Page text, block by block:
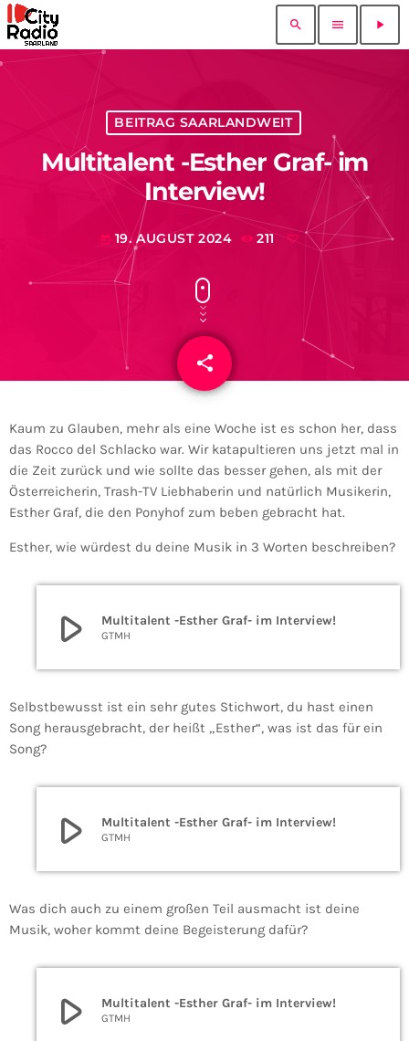
search menu play_arrow
BEITRAG SAARLANDWEIT
Multitalent -Esther Graf- im
Interview!
today 19. AUGUST 2024 211
share
email
Kaum zu Glauben, mehr als eine Woche ist es schon her, dass
das Rocco del Schlacko war. Wir katapultieren uns jetzt mal in
die Zeit zurück und wie sollte das besser gehen, als mit der
Österreicherin, Trash-TV Liebhaberin und natürlich Musikerin,
Esther Graf, die den Ponyhof zum beben gebracht hat.
Esther, wie würdest du deine Musik in 3 Worten beschreiben?
play_arrow Multitalent -Esther Graf- im Interview!
GTMH
Selbstbewusst ist ein sehr gutes Stichwort, du hast einen
Song herausgebracht, der heißt „Esther“, was ist das für ein
Song?
play_arrow Multitalent -Esther Graf- im Interview!
GTMH
Was dich auch zu einem großen Teil ausmacht ist deine
Musik, woher kommt deine Begeisterung dafür?
play_arrow Multitalent -Esther Graf- im Interview!
GTMH